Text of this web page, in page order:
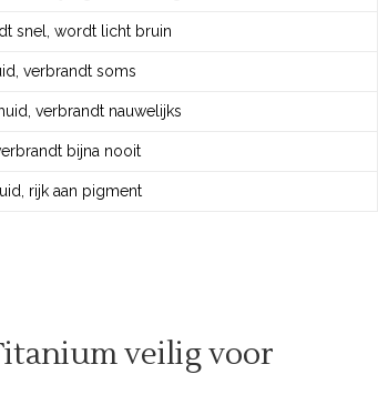
snel, wordt licht bruin
verbrandt soms
verbrandt nauwelijks
bijna nooit
rijk aan pigment
veilig voor